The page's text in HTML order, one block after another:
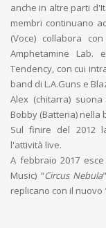
anche in altre parti
membri continuano
(Voce) collabora
Amphetamine Lab.
Tendency, con cui
band di L.A.Guns e
Alex (chitarra)
Bobby (Batteria) nella
Sul finire del 2012
l'attività live.
A febbraio 2017
Music) "Circus Nebula
replicano con il nuovo